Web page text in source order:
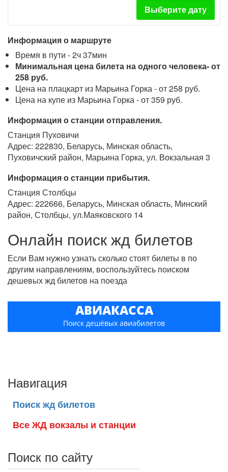
Выберите дату
Информация о маршруте
Время в пути - 2ч 37мин
Минимальная цена билета на одного человека- от
258 руб.
Цена на плацкарт из Марьина Горка - от 258 руб.
Цена на купе из Марьина Горка - от 359 руб.
Информация о станции отправления.
Станция Пуховичи
Адрес: 222830, Беларусь, Минская область,
Пуховичский район, Марьина Горка, ул. Вокзальная 3
Информация о станции прибытия.
Станция Столбцы
Адрес: 222666, Беларусь, Минская область, Минский
район, Столбцы, ул.Маяковского 14
Онлайн поиск жд билетов
Если Вам нужно узнать сколько стоят билеты в по
другим направлениям, воспользуйтесь поиском
дешевых жд билетов на поезда
АВИАКАССА
Поиск дешёвых авиабилетов
Навигация
Поиск жд билетов
Все ЖД вокзалы и станции
Поиск по сайту